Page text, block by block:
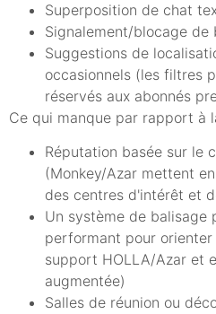
Superposition de chat
Signalement/blocage de
Suggestions de
occasionnels (les filtres
réservés aux abonnés
Ce qui manque par rapport à
Réputation basée sur le
(Monkey/Azar mettent
des centres d'intérêt et
Un système de balisage
performant pour
support HOLLA/Azar et
augmentée)
Salles de réunion ou